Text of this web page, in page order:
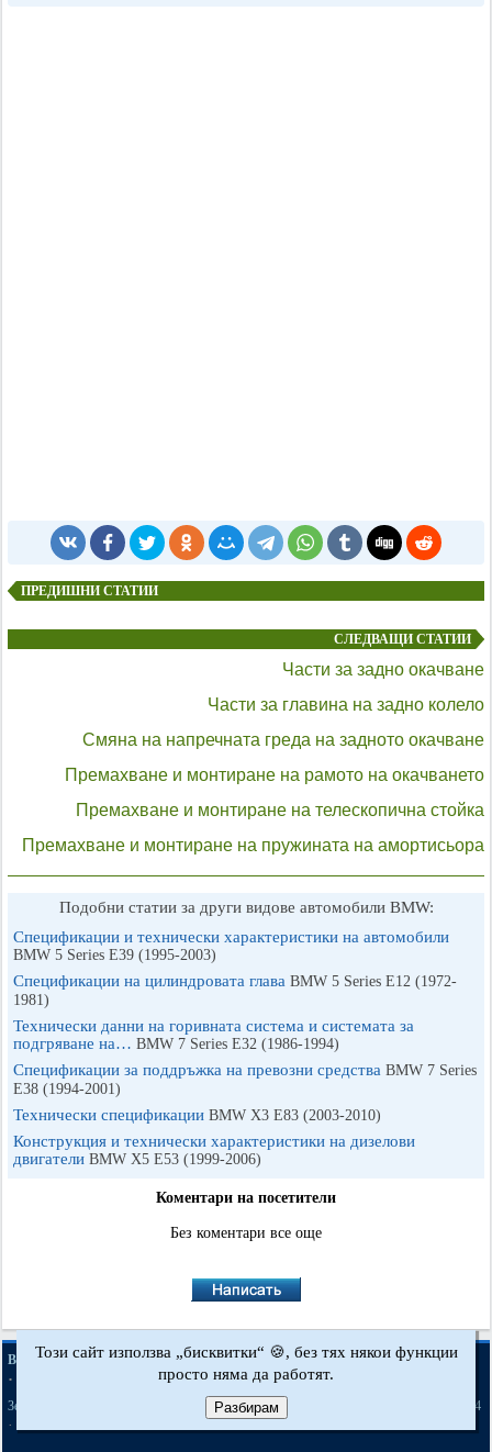
ПРЕДИШНИ СТАТИИ
СЛЕДВАЩИ СТАТИИ
Части за задно окачване
Части за главина на задно колело
Смяна на напречната греда на задното окачване
Премахване и монтиране на рамото на окачването
Премахване и монтиране на телескопична стойка
Премахване и монтиране на пружината на амортисьора
Подобни статии за други видове автомобили BMW:
Спецификации и технически характеристики на автомобили
BMW 5 Series E39 (1995-2003)
Спецификации на цилиндровата глава BMW 5 Series E12 (1972-
1981)
Технически данни на горивната система и системата за
подгряване на… BMW 7 Series E32 (1986-1994)
Спецификации за поддръжка на превозни средства BMW 7 Series
E38 (1994-2001)
Технически спецификации BMW X3 Е83 (2003-2010)
Конструкция и технически характеристики на дизелови
двигатели BMW X5 E53 (1999-2006)
Коментари на посетители
Без коментари все още
BMWman.ru © 2017-2026· Пълна версия· Новини и статии·Карта на сайта
·
Търсене в сайта
3er E21
3er E46[бензин]·3er E46 5er E34
·
Този сайт използва „бисквитки“ 🍪, без тях някои функции
просто няма да работят.
Разбирам